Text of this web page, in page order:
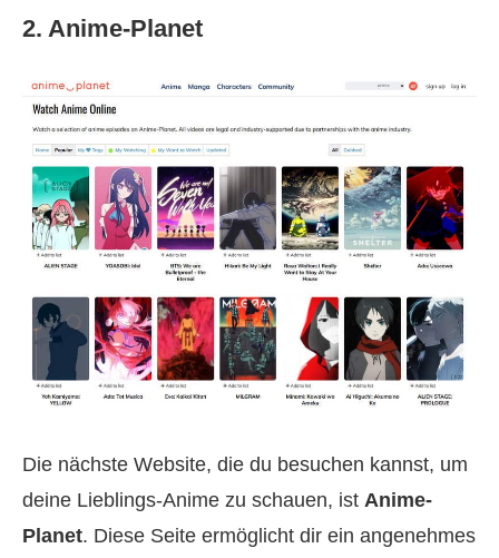
2. Anime-Planet
Die nächste Website, die du besuchen kannst, um
deine Lieblings-Anime zu schauen, ist Anime-
Planet. Diese Seite ermöglicht dir ein angenehmes